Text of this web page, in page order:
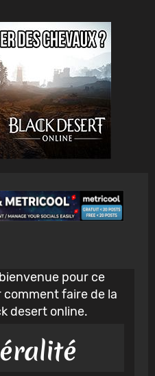
pour ce
faire de la
desert online.